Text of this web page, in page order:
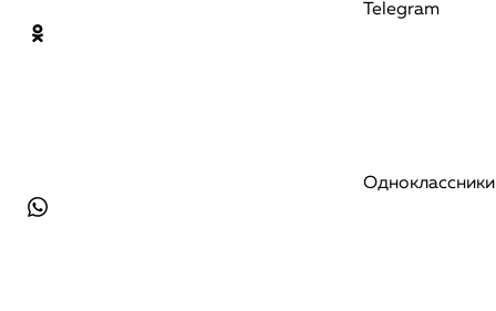
Telegram
Одноклассники